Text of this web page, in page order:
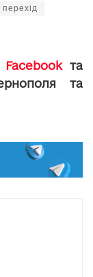
Facebookта
та